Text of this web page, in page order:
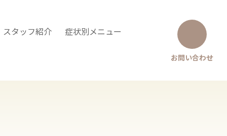
スタッフ紹介 症状別メニュー
お問い合わせ